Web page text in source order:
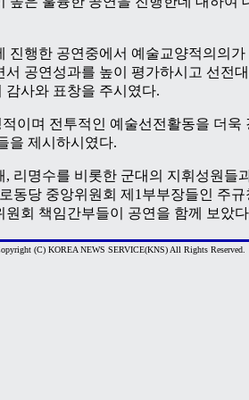
진행한 공연중에서 예술교양적의의
서 공연성과를 높이 평가하시고 선전
감사와 표창을 주시였다.
이며 전투적인 예술선전활동을 더욱
을 제시하시였다.
, 리명수를 비롯한 군대의 지휘성원들
동당 중앙위원회 제1부부장들인 주
원회 책임간부들이 공연을 함께 보았
(C) KOREA NEWS SERVICE(KNS) All Rights Reserved.